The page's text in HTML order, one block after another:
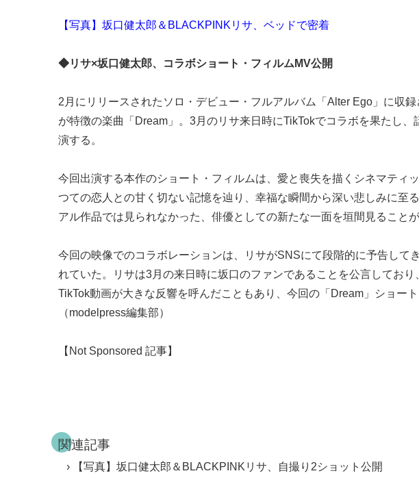
【写真】坂口健太郎＆BLACKPINKリサ、ベッドで密着
◆リサ×坂口健太郎、コラボショート・フィルムMV公開
2月にリリースされたソロ・デビュー・フルアルバム「Alter Ego」に収
が特徴の楽曲「Dream」。3月のリサ来日時にTikTokでコラボを果たし
演する。
今回出演する本作のショート・フィルムは、愛と喪失を描くシネマティ
つての恋人との甘く切ない記憶を辿り、幸福な瞬間から深い悲しみに至
アル作品では見られなかった、俳優としての新たな一面を垣間見ることが
今回の映像でのコラボレーションは、リサがSNSにて段階的に予告して
れていた。リサは3月の来日時に坂口のファンであることを公言してお
TikTok動画が大きな反響を呼んだこともあり、今回の「Dream」ショー
（modelpress編集部）
【Not Sponsored 記事】
関連記事
【写真】坂口健太郎＆BLACKPINKリサ、自撮り2ショット公開